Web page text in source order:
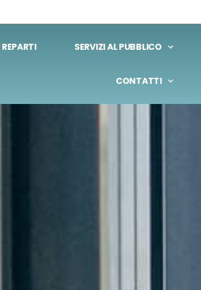
REPARTI SERVIZI AL PUBBLICO
CONTATTI